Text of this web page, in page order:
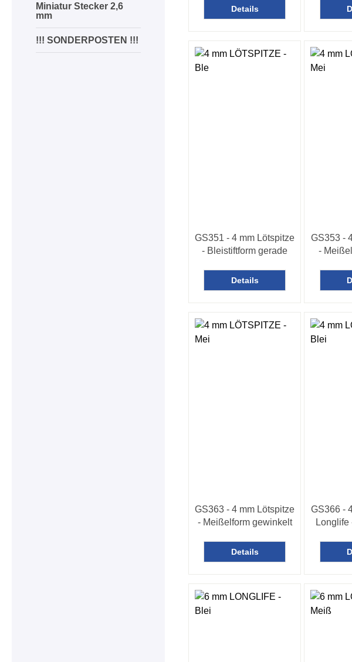
Miniatur Stecker 2,6
mm
!!! SONDERPOSTEN !!!
Details
GS351 - 4 mm Lötspitze
- Bleistiftform gerade
Details
GS353 -
-
GS363 - 4 mm Lötspitze
- Meißelform gewinkelt
Details
GS366 -
Longlife